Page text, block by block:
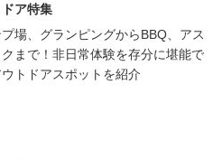
ア特集
場、グランピングからBBQ、アス
クまで！非日常体験を存分に堪能で
ウトドアスポットを紹介